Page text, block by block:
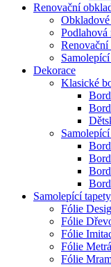
Renovační
Podlahová
Renovační
Dekorace
Klasické
Samolepící tapety
Fólie
Fólie
Fólie
Fólie
Fólie